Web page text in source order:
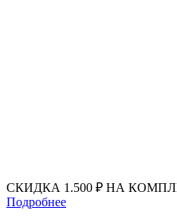
СКИДКА 1.500 ₽ НА
Подробнее